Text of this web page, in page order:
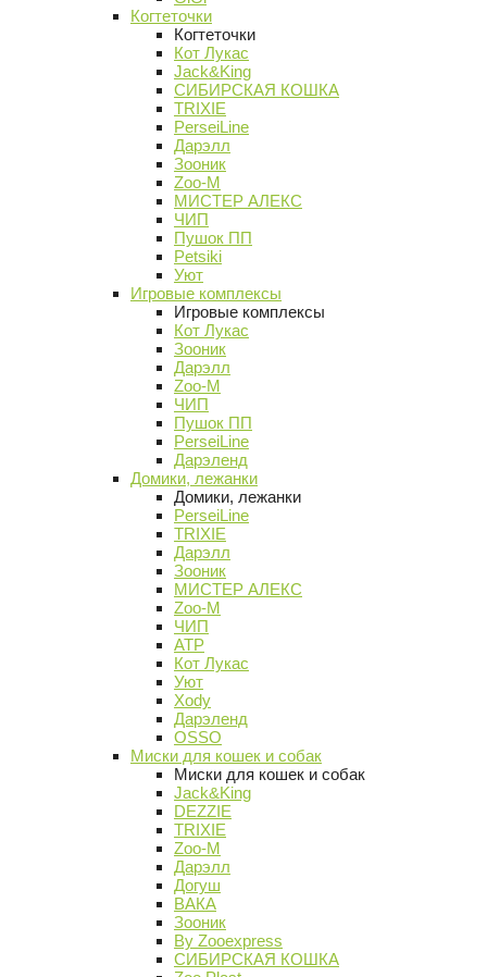
Когтеточки
Когтеточки
Кот Лукас
Jack&King
СИБИРСКАЯ КОШКА
TRIXIE
PerseiLine
Дарэлл
Зооник
Zoo-M
МИСТЕР АЛЕКС
ЧИП
Пушок ПП
Petsiki
Уют
Игровые комплексы
Игровые комплексы
Кот Лукас
Зооник
Дарэлл
Zoo-M
ЧИП
Пушок ПП
PerseiLine
Дарэленд
Домики, лежанки
Домики, лежанки
PerseiLine
TRIXIE
Дарэлл
Зооник
МИСТЕР АЛЕКС
Zoo-M
ЧИП
АТР
Кот Лукас
Уют
Xody
Дарэленд
OSSO
Миски для кошек и собак
Миски для кошек и собак
Jack&King
DEZZIE
TRIXIE
Zoo-M
Дарэлл
Догуш
ВАКА
Зооник
By Zooexpress
СИБИРСКАЯ КОШКА